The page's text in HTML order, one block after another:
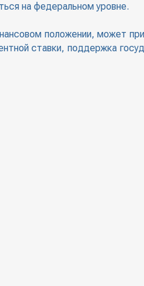
на федеральном уровне.
положении, может
ставки, поддержка